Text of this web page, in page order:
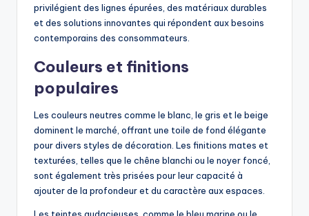
privilégient des lignes épurées, des matériaux durables
et des solutions innovantes qui répondent aux besoins
contemporains des consommateurs.
Couleurs et finitions
populaires
Les couleurs neutres comme le blanc, le gris et le beige
dominent le marché, offrant une toile de fond élégante
pour divers styles de décoration. Les finitions mates et
texturées, telles que le chêne blanchi ou le noyer foncé,
sont également très prisées pour leur capacité à
ajouter de la profondeur et du caractère aux espaces.